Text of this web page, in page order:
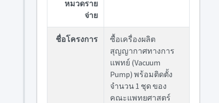
หมวดราย
จ่าย
ชื่อโครงการ
ซื้อเครื่องผลิต
สุญญากาศทางการ
แพทย์ (Vacuum
Pump) พร้อมติดตั้ง
จำนวน 1 ชุด ของ
คณะแพทยศาสตร์